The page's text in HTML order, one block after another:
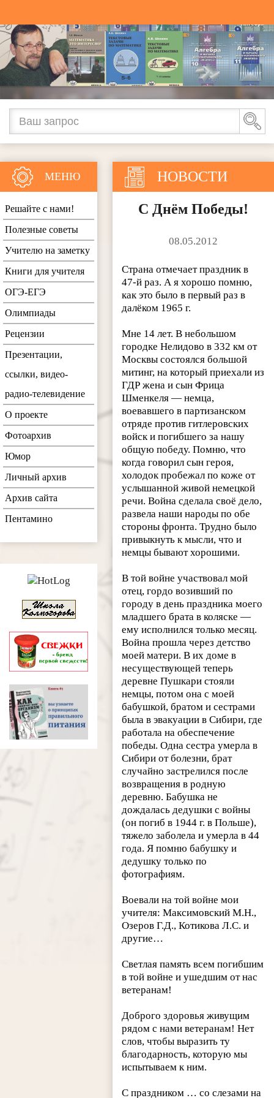
НОВОСТИ
С Днём Победы!
08.05.2012
Страна отмечает праздник в
47-й раз. А я хорошо помню,
как это было в первый раз в
далёком 1965 г.
Мне 14 лет. В небольшом
городке Нелидово в 332 км от
Москвы состоялся большой
митинг, на который приехали из
ГДР жена и сын Фрица
Шменкеля — немца,
воевавшего в партизанском
отряде против гитлеровских
войск и погибшего за нашу
общую победу. Помню, что
когда говорил сын героя,
холодок пробежал по коже от
услышанной живой немецкой
речи. Война сделала своё дело,
развела наши народы по обе
стороны фронта. Трудно было
привыкнуть к мысли, что и
немцы бывают хорошими.
В той войне участвовал мой
отец, гордо возивший по
городу в день праздника моего
младшего брата в коляске —
ему исполнился только месяц.
Война прошла через детство
моей матери. В их доме в
несуществующей теперь
деревне Пушкари стояли
немцы, потом она с моей
бабушкой, братом и сестрами
была в эвакуации в Сибири, где
работала на обеспечение
победы. Одна сестра умерла в
Сибири от болезни, брат
случайно застрелился после
возвращения в родную
деревню. Бабушка не
дождалась дедушки с войны
(он погиб в 1944 г. в Польше),
тяжело заболела и умерла в 44
года. Я помню бабушку и
дедушку только по
фотографиям.
Воевали на той войне мои
учителя: Максимовский М.Н.,
Озеров Г.Д., Котикова Л.С. и
другие…
Светлая память всем погибшим
в той войне и ушедшим от нас
ветеранам!
Доброго здоровья живущим
рядом с нами ветеранам! Нет
слов, чтобы выразить ту
благодарность, которую мы
испытываем к ним.
С праздником … со слезами на
МЕНЮ
Решайте с нами!
Полезные советы
Учителю на заметку
Книги для учителя
ОГЭ-ЕГЭ
Олимпиады
Рецензии
Презентации,
ссылки, видео-
радио-телевидение
О проекте
Фотоархив
Юмор
Личный архив
Архив сайта
Пентамино